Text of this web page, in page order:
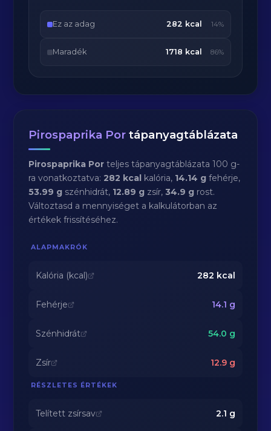
Ez az adag 282 kcal 14%
Maradék 1718 kcal 86%
Pirospaprika Por tápanyagtáblázata
Pirospaprika Por teljes tápanyagtáblázata 100 g-
ra vonatkoztatva:282 kcal kalória, 14.14 g fehérje,
53.99 g szénhidrát, 12.89 g zsír,34.9 g rost.
Változtasd a mennyiséget a kalkulátorban az
értékek frissítéséhez.
ALAPMAKRÓK
Kalória (kcal) 282 kcal
Fehérje 14.1 g
Szénhidrát 54.0 g
Zsír 12.9g
RÉSZLETES ÉRTÉKEK
Telített zsírsav 2.1 g